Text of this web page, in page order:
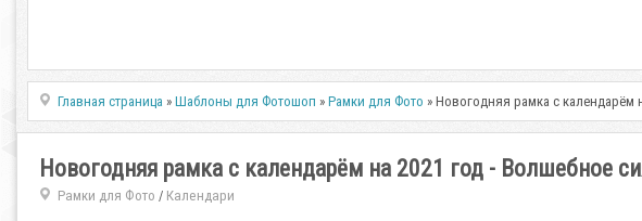
Главная страница »Шаблоны для Фотошоп »Рамки для Фото » Новогодняя рамка с календарём
Новогодняя рамка с календарём на 2021 год - Волшебное
Рамки для Фото / Календари